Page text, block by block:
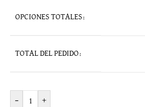
OPCIONES TOTALES:
TOTAL DEL PEDIDO:
- +